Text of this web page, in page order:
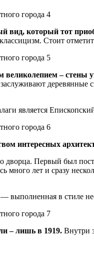
вид, который тот
Стоит
великолепием –
деревянные
является
интересных
дворца. Первый был
много лет и сразу
— выполненная в стиле
– лишь в 1919. Внутри